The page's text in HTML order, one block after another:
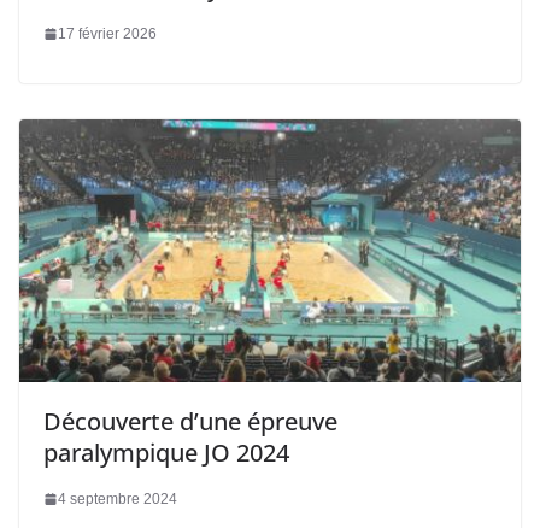
17 février 2026
Découverte d’une épreuve
paralympique JO 2024
4 septembre 2024